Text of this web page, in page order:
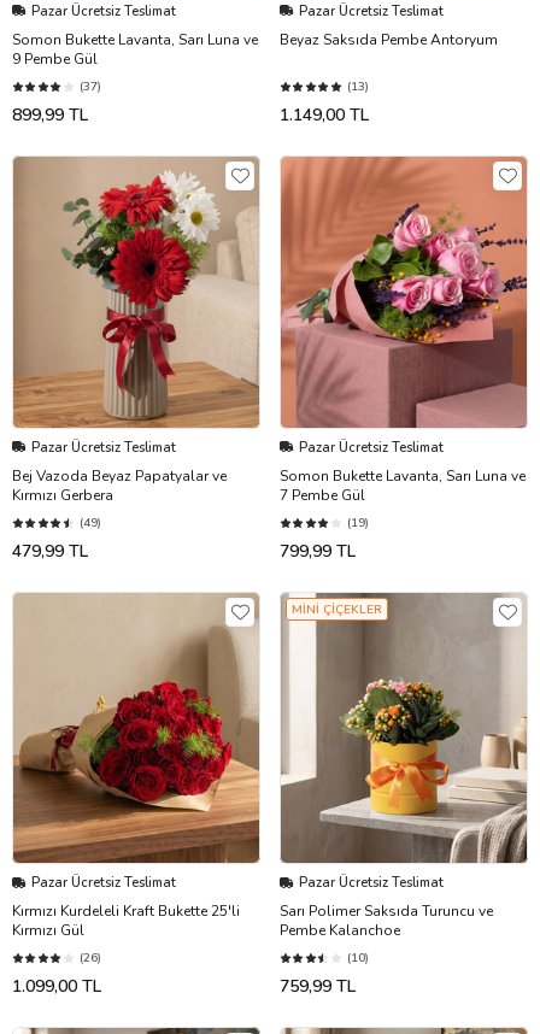
Pazar Ücretsiz Teslimat
Somon Bukette Lavanta, Sarı Luna ve
9 Pembe Gül
(37)
899,99 TL
Pazar Ücretsiz Teslimat
Beyaz Saksıda Pembe Antoryum
(13)
1.149,00 TL
Pazar Ücretsiz Teslimat
Bej Vazoda Beyaz Papatyalar ve
Kırmızı Gerbera
(49)
479,99 TL
Pazar Ücretsiz Teslimat
Somon Bukette Lavanta, Sarı Luna ve
7 Pembe Gül
(19)
799,99 TL
Pazar Ücretsiz Teslimat
Kırmızı Kurdeleli Kraft Bukette 25'li
Kırmızı Gül
(26)
1.099,00 TL
MİNİ ÇİÇEKLER
Pazar Ücretsiz Teslimat
Sarı Polimer Saksıda Turuncu ve
Pembe Kalanchoe
(10)
759,99 TL